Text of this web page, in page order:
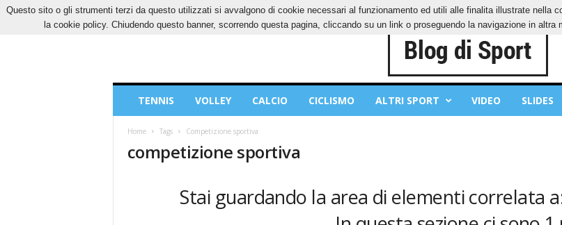
VENERDÌ, 7 AGOSTO 2026 CONTATTI COOKIES PRIVACY POLICY
Sport
TENNIS VOLLEY CALCIO CICLISMO ALTRI SPORT VIDEO SLIDES
Home Tags Competizione sportiva
competizione sportiva
Stai guardando la area di elementi correlata
Questo sito o gli strumenti terzi da questo utilizzati si avvalgono di cookie necessari al funzionamento ed utili alle finalita illustrate nella
la cookie policy. Chiudendo questo banner, scorrendo questa pagina, cliccando su un link o proseguendo la navigazione in